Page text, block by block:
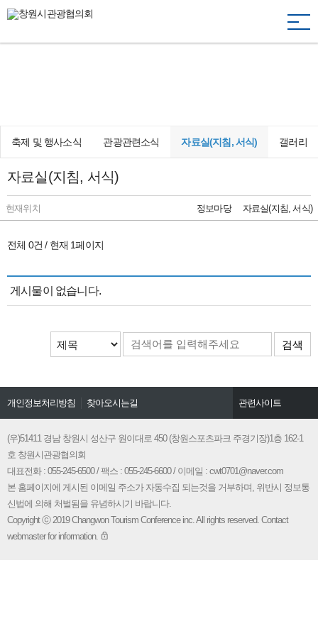
축제 및 행사소식 관광관련소식 자료실(지침, 서식) 갤러리
자료실(지침, 서식)
현재위치 정보마당 자료실(지침, 서식)
전체 0건 / 현재 1페이지
게시물이 없습니다.
검색
개인정보처리방침 찾아오시는길 관련사이트
창원시문화관광
경남관광협회
창원시청
(우)51411 경남 창원시 성산구 원이대로 450 (창원스포츠파크 주경기장)1층 162-1
호 창원시관광협의회
대표전화 : 055-245-6500 / 팩스 : 055-245-6600 / 이메일 : cwt0701@naver.com
본 홈페이지에 게시된 이메일 주소가 자동수집 되는것을 거부하며, 위반시 정보통
신법에 의해 처벌됨을 유념하시기 바랍니다.
Copyright ⓒ 2019 Changwon Tourism Conference inc. All rights reserved. Contact
webmaster for information.